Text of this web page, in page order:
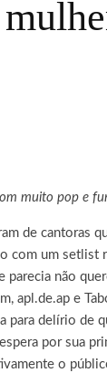
muito pop e
de cantoras
com um
não
apl.de.ap e
delírio de
por sua
o